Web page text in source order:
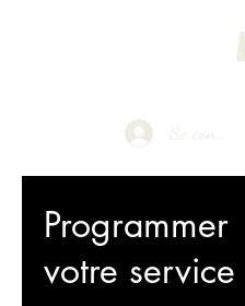
Se connecter
Programmer
votre service